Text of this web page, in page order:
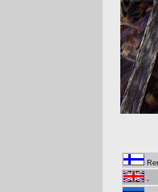
-